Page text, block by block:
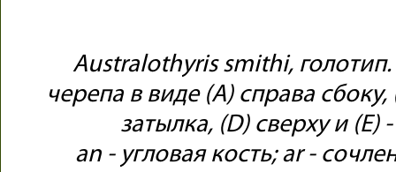
Australothyris smithi,
черепа в виде (A) справа сбоку,
затылка, (D) сверху и
an - угловая кость; ar -